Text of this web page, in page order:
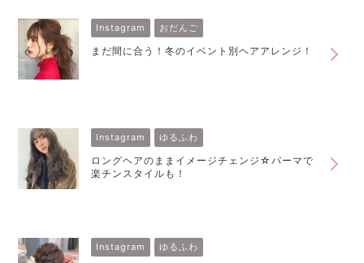
Instagram おだんご
まだ間に合う！冬のイベント別ヘアアレンジ！
Instagram ゆるふわ
ロングヘアのままイメージチェンジ☆パーマで
楽チンスタイルも！
Instagram ゆるふわ